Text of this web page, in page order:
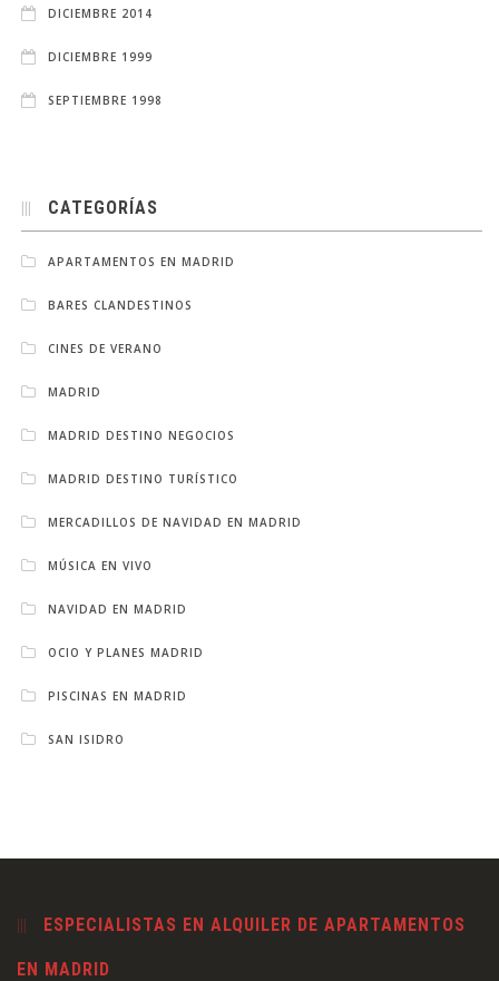
DICIEMBRE 2014
DICIEMBRE 1999
SEPTIEMBRE 1998
CATEGORÍAS
APARTAMENTOS EN MADRID
BARES CLANDESTINOS
CINES DE VERANO
MADRID
MADRID DESTINO NEGOCIOS
MADRID DESTINO TURÍSTICO
MERCADILLOS DE NAVIDAD EN MADRID
MÚSICA EN VIVO
NAVIDAD EN MADRID
OCIO Y PLANES MADRID
PISCINAS EN MADRID
SAN ISIDRO
ESPECIALISTAS EN ALQUILER DE APARTAMENTOS
EN MADRID